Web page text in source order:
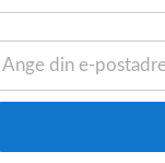
eller engelska • Har
men inget krav. Vi